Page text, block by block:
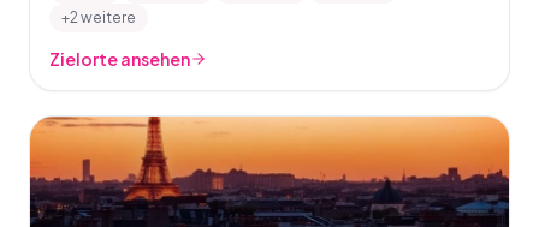
+2 weitere
Zielorte ansehen